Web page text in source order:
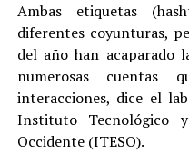
Ambas etiquetas
diferentes coyunturas,
del año han acaparado
numerosas
interacciones, dice el
Instituto Tecnológico
Occidente (ITESO).